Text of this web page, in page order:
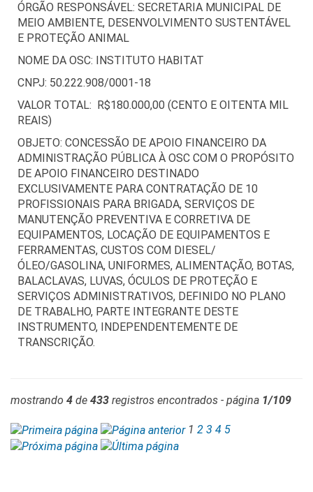
ÓRGÃO RESPONSÁVEL: SECRETARIA MUNICIPAL DE
MEIO AMBIENTE, DESENVOLVIMENTO SUSTENTÁVEL
E PROTEÇÃO ANIMAL
NOME DA OSC: INSTITUTO HABITAT
CNPJ: 50.222.908/0001-18
VALOR TOTAL: R$180.000,00 (CENTO E OITENTA MIL
REAIS)
OBJETO: CONCESSÃO DE APOIO FINANCEIRO DA
ADMINISTRAÇÃO PÚBLICA À OSC COM O PROPÓSITO
DE APOIO FINANCEIRO DESTINADO
EXCLUSIVAMENTE PARA CONTRATAÇÃO DE 10
PROFISSIONAIS PARA BRIGADA, SERVIÇOS DE
MANUTENÇÃO PREVENTIVA E CORRETIVA DE
EQUIPAMENTOS, LOCAÇÃO DE EQUIPAMENTOS E
FERRAMENTAS, CUSTOS COM DIESEL/
ÓLEO/GASOLINA, UNIFORMES, ALIMENTAÇÃO, BOTAS,
BALACLAVAS, LUVAS, ÓCULOS DE PROTEÇÃO E
SERVIÇOS ADMINISTRATIVOS, DEFINIDO NO PLANO
DE TRABALHO, PARTE INTEGRANTE DESTE
INSTRUMENTO, INDEPENDENTEMENTE DE
TRANSCRIÇÃO.
mostrando 4 de 433 registros encontrados - página 1/109
1 2 3 4 5